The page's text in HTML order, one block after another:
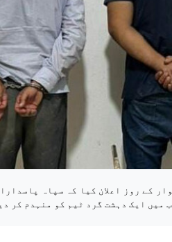
کے روز اعلان کیا کہ سپاہ
میں ایک دہشت گرد ٹیم کو منہدم کر